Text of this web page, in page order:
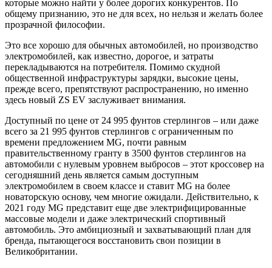
которые можно найти у более дорогих конкурентов. По
общему признанию, это не для всех, но нельзя и желать более
прозрачной философии.
Это все хорошо для обычных автомобилей, но производство
электромобилей, как известно, дорогое, и затраты
перекладываются на потребителя. Помимо скудной
общественной инфраструктуры зарядки, высокие цены,
прежде всего, препятствуют распространению, но именно
здесь новый ZS EV заслуживает внимания.
Доступный по цене от 24 995 фунтов стерлингов – или даже
всего за 21 995 фунтов стерлингов с ограниченным по
времени предложением MG, почти равным
правительственному гранту в 3500 фунтов стерлингов на
автомобили с нулевым уровнем выбросов – этот кроссовер на
сегодняшний день является самым доступным
электромобилем в своем классе и ставит MG на более
новаторскую основу, чем многие ожидали. Действительно, к
2021 году MG представит еще две электрифицированные
массовые модели и даже электрический спортивный
автомобиль. Это амбициозный и захватывающий план для
бренда, пытающегося восстановить свои позиции в
Великобритании.